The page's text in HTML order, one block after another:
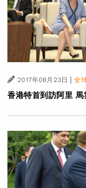
2017年08月23日 | 全
香港特首到訪阿里